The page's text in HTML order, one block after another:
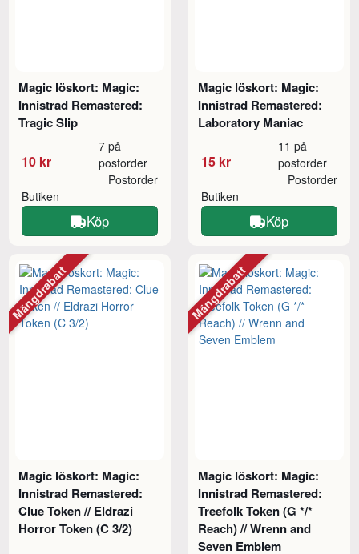
Magic löskort: Magic:
Innistrad Remastered:
Tragic Slip
10 kr
7 på
postorder
Butiken
Postorder
Köp
Magic löskort: Magic:
Innistrad Remastered:
Laboratory Maniac
15 kr
11 på
postorder
Butiken
Postorder
Köp
Magic löskort: Magic:
Innistrad Remastered:
Clue Token // Eldrazi
Horror Token (C 3/2)
Mängdrabatt
Magic löskort: Magic:
Innistrad Remastered:
Treefolk Token (G */*
Reach) // Wrenn and
Seven Emblem
Mängdrabatt